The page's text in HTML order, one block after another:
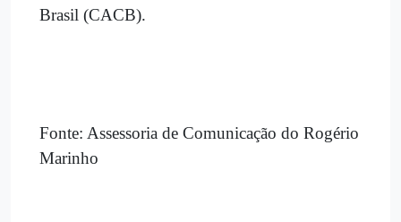
Brasil (CACB).
Fonte: Assessoria de Comunicação do Rogério
Marinho